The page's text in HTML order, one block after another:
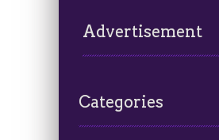
Advertisement
Categories